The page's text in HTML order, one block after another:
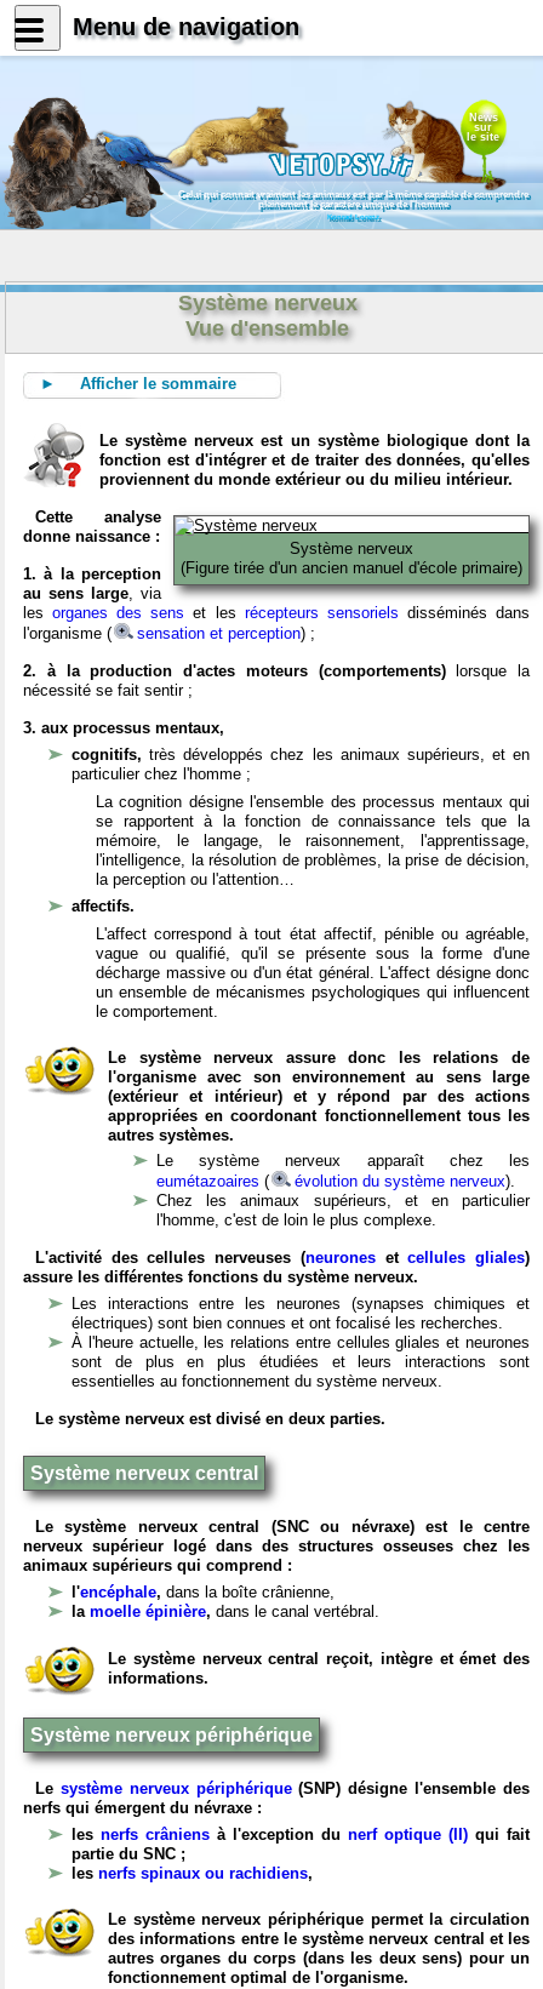
News
sur
le site
Celui qui connait vraiment les animaux est par là même capable de comprendre
pleinement le caractère unique de l'homme
Konrad Lorenz
Système nerveux
Vue d'ensemble
► Afficher le sommaire
Le système nerveux est un système biologique dont la
fonction est d'intégrer et de traiter des données, qu'elles
proviennent du monde extérieur ou du milieu intérieur.
Système nerveux
(Figure tirée d'un ancien manuel d'école primaire)
Cette analyse
donne naissance :
1. à la perception
au sens large, via
lesorganes des sens et les récepteurs sensoriels disséminés dans
l'organisme (
sensation et perception) ;
2. à la production d'actes moteurs (comportements)lorsque la
nécessité se fait sentir ;
3. aux processus mentaux,
cognitifs,très développés chez les animaux supérieurs, et en
particulier chez l'homme ;
La cognition désigne l'ensemble des processus mentaux qui
se rapportent à la fonction de connaissance tels que la
mémoire, le langage, le raisonnement, l'apprentissage,
l'intelligence, la résolution de problèmes, la prise de décision,
la perception ou l'attention…
affectifs.
L'affect correspond à tout état affectif, pénible ou agréable,
vague ou qualifié, qu'il se présente sous la forme d'une
décharge massive ou d'un état général. L'affect désigne donc
un ensemble de mécanismes psychologiques qui influencent
le comportement.
Le système nerveux assure donc les relations de
l'organisme avec son environnement au sens large
(extérieur et intérieur) et y répond par des actions
appropriées en coordonant fonctionnellement tous les
autres systèmes.
Le système nerveux apparaît chez les
eumétazoaires ( évolution du système nerveux).
Chez les animaux supérieurs, et en particulier
l'homme, c'est de loin le plus complexe.
L'activité des cellules nerveuses (neuronesetcellules gliales)
assure les différentes fonctions du système nerveux.
Les interactions entre les neurones (synapses chimiques et
électriques) sont bien connues et ont focalisé les recherches.
À l'heure actuelle, les relations entre cellules gliales et neurones
sont de plus en plus étudiées et leurs interactions sont
essentielles au fonctionnement du système nerveux.
Le système nerveux est divisé en deux parties.
Système nerveux central
Le système nerveux central (SNC ou névraxe) est le centre
nerveux supérieur logé dans des structures osseuses chez les
animaux supérieurs qui comprend :
l'encéphale, dans la boîte crânienne,
la moelle épinière, dans le canal vertébral.
Le système nerveux central reçoit, intègre et émet des
informations.
Système nerveux périphérique
Le système nerveux périphérique(SNP) désigne l'ensemble des
nerfs qui émergent du névraxe :
les nerfs crâniens à l'exception du nerf optique (II) qui fait
partie du SNC ;
les nerfs spinaux ou rachidiens,
Le système nerveux périphérique permet la circulation
des informations entre le système nerveux central et les
autres organes du corps (dans les deux sens) pour un
fonctionnement optimal de l'organisme.
Menu de navigation